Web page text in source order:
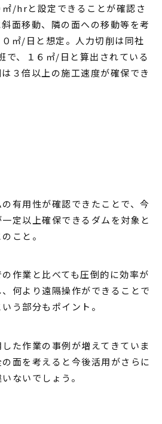
/hrと設定できることが確認さ
面移動、隣の面への移動等を考
㎡/日と想定。人力切削は同社
で、１６㎡/日と算出されている
３倍以上の施工速度が確保でき
有用性が確認できたことで、今
定以上確保できるダムを対象と
こと。
作業と比べても圧倒的に効率が
何より遠隔操作ができることで
う部分もポイント。
た作業の事例が増えてきていま
面を考えると今後活用がさらに
ないでしょう。